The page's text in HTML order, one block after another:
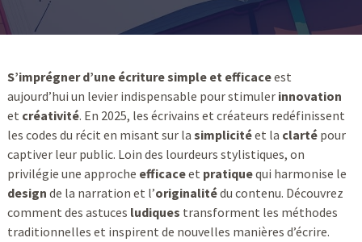
S’imprégner d’une écriture simple et efficaceest
aujourd’hui un levier indispensable pour stimuler innovation
et créativité. En 2025, les écrivains et créateurs redéfinissent
les codes du récit en misant sur la simplicitéet la clartépour
captiver leur public. Loin des lourdeurs stylistiques, on
privilégie une approche efficaceet pratiquequi harmonise le
design de la narration et l’originalitédu contenu. Découvrez
comment des astuces ludiques transforment les méthodes
traditionnelles et inspirent de nouvelles manières d’écrire.